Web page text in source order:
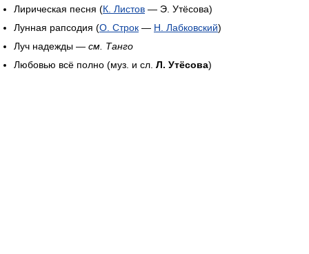
Лирическая песня (К. Листов — Э. Утёсова)
Лунная рапсодия (О. Строк — Н. Лабковский)
Луч надежды — см. Танго
Любовью всё полно (муз. и сл. Л. Утёсова)